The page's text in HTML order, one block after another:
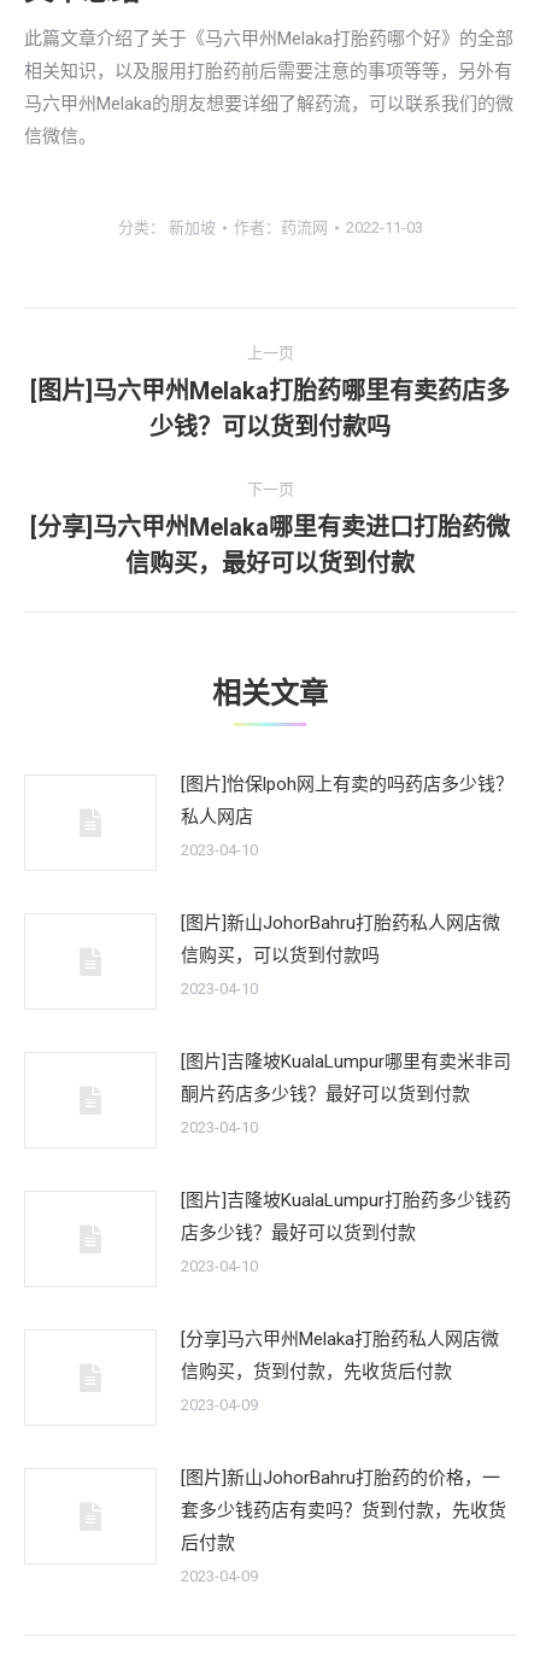
此篇文章介绍了关于《马六甲州Melaka打胎药哪个好》的全部
相关知识，以及服用打胎药前后需要注意的事项等等，另外有
马六甲州Melaka的朋友想要详细了解药流，可以联系我们的微
信微信。
分类： 新加坡 作者： 药流网 2022-11-03
章
上一页
上
一
[图片]马六甲州Melaka打胎药哪里有卖药店多
少钱？可以货到付款吗
下一页
下
一
文
[分享]马六甲州Melaka哪里有卖进口打胎药微
信购买，最好可以货到付款
相关文章
[图片]怡保lpoh网上有卖的吗药店多少钱？
私人网店
2023-04-10
[图片]新山JohorBahru打胎药私人网店微
信购买，可以货到付款吗
2023-04-10
[图片]吉隆坡KualaLumpur哪里有卖米非司
酮片药店多少钱？最好可以货到付款
2023-04-10
[图片]吉隆坡KualaLumpur打胎药多少钱药
店多少钱？最好可以货到付款
2023-04-10
[分享]马六甲州Melaka打胎药私人网店微
信购买，货到付款，先收货后付款
2023-04-09
[图片]新山JohorBahru打胎药的价格，一
套多少钱药店有卖吗？货到付款，先收货
后付款
2023-04-09